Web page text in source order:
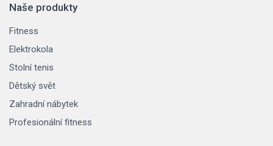
Naše produkty
Fitness
Elektrokola
Stolní tenis
Dětský svět
Zahradní nábytek
Profesionální fitness